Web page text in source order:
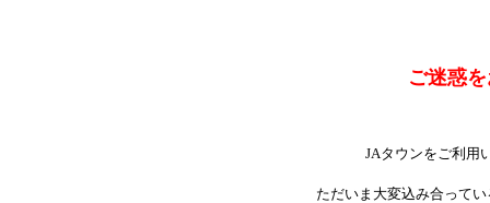
ご迷惑
JAタウンをご利用
ただいま大変込み合って